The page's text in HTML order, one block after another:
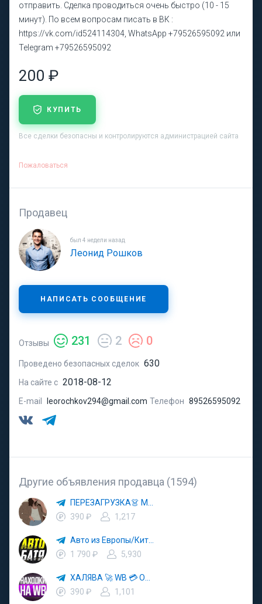
отправить. Сделка проводиться очень быстро (10 - 15
минут). По всем вопросам писать в ВК :
https://vk.com/id524114304, WhatsApp +79526595092 или
Telegram +79526595092
200 ₽
КУПИТЬ
Все сделки безопасны и контролируются администрацией сайта
Пожаловаться
Продавец
был 4 недели назад
Леонид Рошков
НАПИСАТЬ СООБЩЕНИЕ
Отзывы 231 2 0
Проведено безопасных сделок 630
На сайте с 2018-08-12
E-mail leorochkov294@gmail.com Телефон 89526595092
Другие объявления продавца (1594)
390 ₽
1,217
1 790 ₽
5,930
390 ₽
1,101